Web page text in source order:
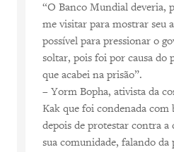
“O Banco Mundial deveria,
me visitar para mostrar seu
possível para pressionar o
soltar, pois foi por causa do
que acabei na prisão”.
– Yorm Bopha, ativista da
Kak que foi condenada com
depois de protestar contra a
sua comunidade, falando da